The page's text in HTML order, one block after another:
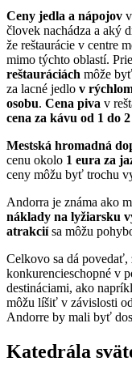
Ceny jedla a nápojov
človek nachádza a aký
že reštaurácie v centre
mimo týchto oblastí.
reštauráciách môže
za lacné jedlo v
osobu. Cena piva v
cena za kávu od 1 do
Mestská hromadná
cenu okolo 1 eura za
ceny môžu byť trochu
Andorra je známa ako
náklady na lyžiarsku
atrakciísa môžu
Celkovo sa dá povedať,
konkurencieschopné v
destináciami, ako
môžu líšiť v závislosti
Andorre by mali byť
Katedrála